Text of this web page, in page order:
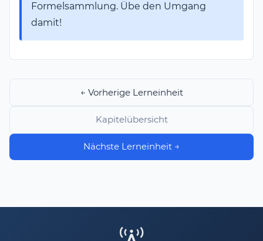
Formelsammlung. Übe den Umgang
damit!
← Vorherige Lerneinheit
Kapitelübersicht
Nächste Lerneinheit →